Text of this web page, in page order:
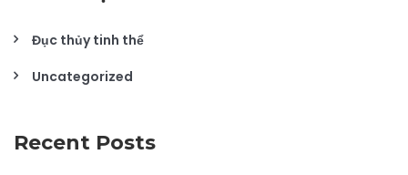
Đục thủy tinh thể
Uncategorized
Recent Posts